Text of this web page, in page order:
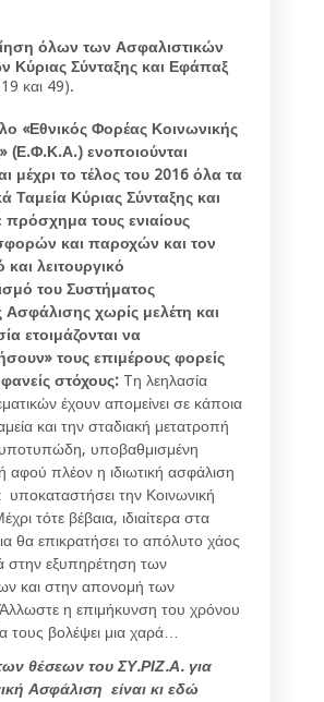
όλων των Ασφαλιστικών
Κύριας Σύνταξης και Εφάπαξ
και 49).
«Εθνικός Φορέας Κοινωνικής
(Ε.Φ.Κ.Α.) ενοποιούνται
μέχρι το τέλος του 2016 όλα τα
Ταμεία Κύριας Σύνταξης και
τους ενιαίους
και παροχών και τον
λειτουργικό
του Συστήματος
Ασφάλισης χωρίς μελέτη και
ετοιμάζονται να
τους επιμέρους φορείς
στόχους: Tη λεηλασία
έχουν απομείνει σε κάποια
και την σταδιακή μετατροπή
υποβαθμισμένη
αφού πλέον η ιδιωτική ασφάλιση
υποκαταστήσει την Κοινωνική
τότε βέβαια, ιδιαίτερα στα
θα επικρατήσει το απόλυτο χάος
στην εξυπηρέτηση των
και στην απονομή των
η επιμήκυνση του χρόνου
τους βολέψει μια χαρά…
θέσεων του ΣΥ.ΡΙΖ.Α. για
Ασφάλιση είναι κι εδώ